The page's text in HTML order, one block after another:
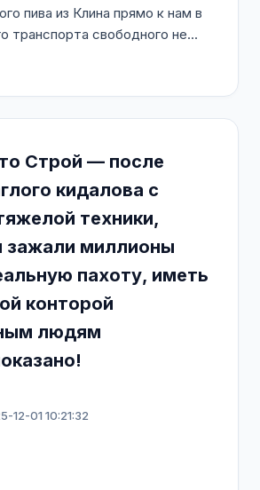
пива из Клина прямо к нам в
транспорта свободного не...
Строй — после
кидалова с
техники,
зажали миллионы
пахоту, иметь
конторой
людям
12-01 10:21:32